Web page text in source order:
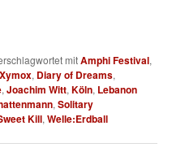
mitAmphi Festival,
, Diary of Dreams,
,Joachim Witt,Köln, Lebanon
,Solitary
Kill,Welle:Erdball